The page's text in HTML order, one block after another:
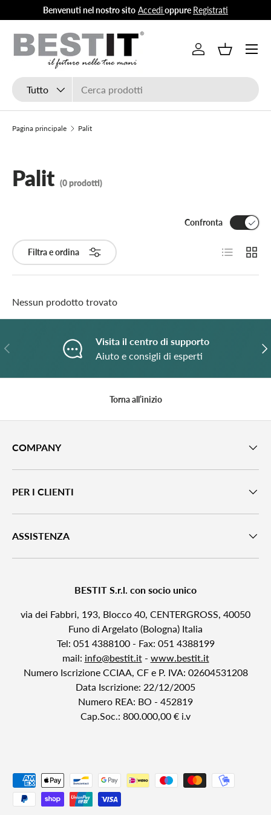
Passa ai contenuti
Benvenuti nel nostro sito Accedioppure Registrati
Cerca
Tipo prodotto
Tutto
AccediCestino
Menu
Pagina principale Palit
Palit (0 prodotti)
Filtra e ordina
Confronta
ElencoGriglia
Nessun prodotto trovato
Indietro
Visita il centro di supporto
Aiuto e consigli di esperti
Torna all’inizio
COMPANY
PER I CLIENTI
ASSISTENZA
BESTIT S.r.l. con socio unico
via dei Fabbri, 193, Blocco 40, CENTERGROSS, 40050
Funo di Argelato (Bologna) Italia
Tel: 051 4388100 - Fax: 051 4388199
mail: info@bestit.it- www.bestit.it
Numero Iscrizione CCIAA, CF e P. IVA: 02604531208
Data Iscrizione: 22/12/2005
Numero REA: BO - 452819
Cap.Soc.: 800.000,00 € i.v
Metodi di pagamento accettati